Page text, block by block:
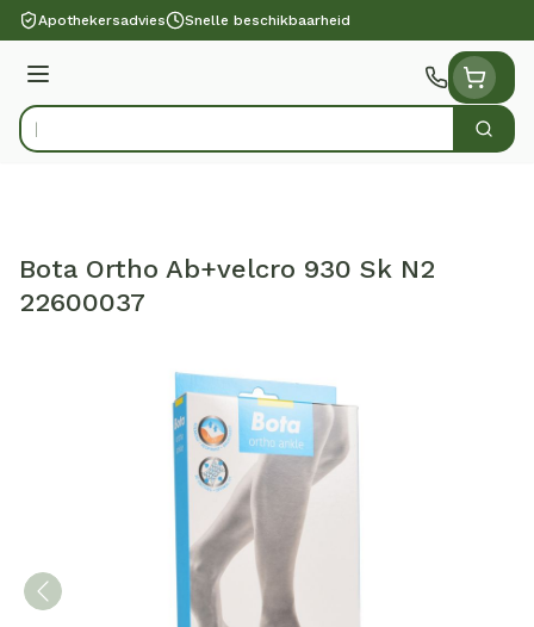
Ga naar de inhoud
Apothekersadvies Snelle beschikbaarheid
Menu
Product, merk, categorie... Zoek
Bota Ortho Ab+velcro 930 Sk N2
22600037